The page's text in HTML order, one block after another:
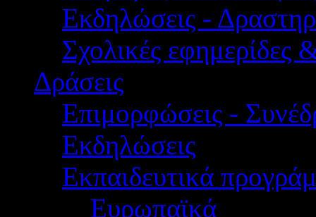
Εκδηλώσεις -
Σχολικές εφημερίδες
Δράσεις
Επιμορφώσεις -
Εκδηλώσεις
Εκπαιδευτικά
Ευρωπαϊκά